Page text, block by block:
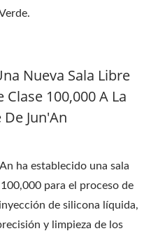
Nueva Sala Libre
Clase 100,000 A La
Jun'An
ha establecido una sala
para el proceso de
de silicona líquida,
y limpieza de los